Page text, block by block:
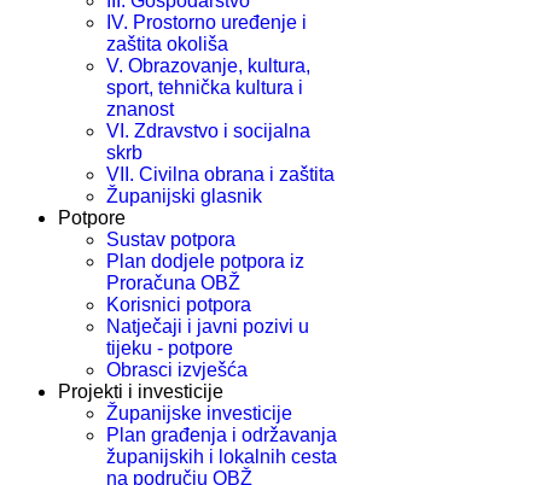
IV. Prostorno uređenje i
zaštita okoliša
V. Obrazovanje, kultura,
sport, tehnička kultura i
znanost
VI. Zdravstvo i socijalna
skrb
VII. Civilna obrana i zaštita
Županijski glasnik
Potpore
Sustav potpora
Plan dodjele potpora iz
Proračuna OBŽ
Korisnici potpora
Natječaji i javni pozivi u
tijeku - potpore
Obrasci izvješća
Projekti i investicije
Županijske investicije
Plan građenja i održavanja
županijskih i lokalnih cesta
na području OBŽ